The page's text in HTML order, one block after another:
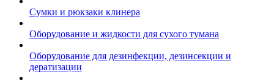
Сумки и рюкзаки клинера
Оборудование и жидкости для сухого тумана
Оборудование для дезинфекции, дезинсекции и
дератизации